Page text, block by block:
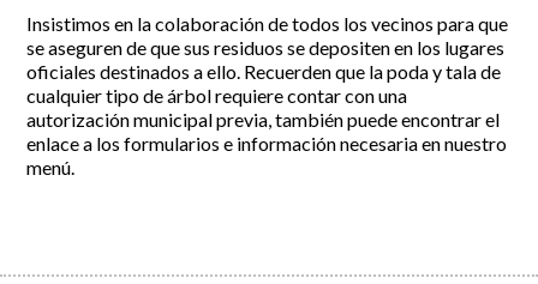
Ruta a pie
Ruta de árboles singulares
Parque Canino
Insistimos en la colaboración de todos los vecinos para que
se aseguren de que sus residuos se depositen en los lugares
oficiales destinados a ello. Recuerden que la poda y tala de
cualquier tipo de árbol requiere contar con una
autorización municipal previa, también puede encontrar el
enlace a los formularios e información necesaria en nuestro
menú.